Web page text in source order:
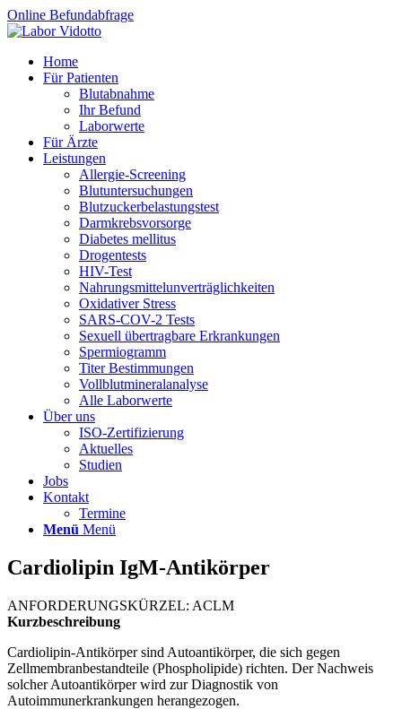
Online Befundabfrage
Home
Für Patienten
Blutabnahme
Ihr Befund
Laborwerte
Für Ärzte
Leistungen
Allergie-Screening
Blutuntersuchungen
Blutzucker­belastungstest
Darmkrebsvorsorge
Diabetes mellitus
Drogentests
HIV-Test
Nahrungsmittel­unverträglichkeiten
Oxidativer Stress
SARS-COV-2 Tests
Sexuell übertragbare Erkrankungen
Spermiogramm
Titer Bestimmungen
Vollblutmineralanalyse
Alle Laborwerte
Über uns
ISO-Zertifizierung
Aktuelles
Studien
Jobs
Kontakt
Termine
Menü Menü
Cardiolipin IgM-Antikörper
ANFORDERUNGSKÜRZEL: ACLM
Kurzbeschreibung
Cardiolipin-Antikörper sind Autoantikörper, die sich gegen
Zellmembranbestandteile (Phospholipide) richten. Der Nachweis
solcher Autoantikörper wird zur Diagnostik von
Autoimmunerkrankungen herangezogen.